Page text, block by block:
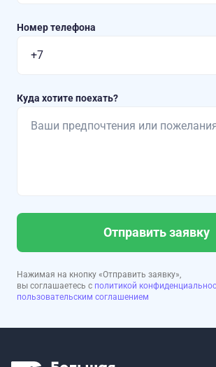
Номер телефона
Куда хотите поехать?
Отправить заявку
Нажимая на кнопку «Отправить заявку»,
вы соглашаетесь с политикой
пользовательским соглашением